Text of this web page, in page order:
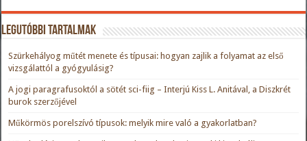
Legutóbbi tartalmak
Szürkehályog műtét menete és típusai: hogyan zajlik a folyamat az első
vizsgálattól a gyógyulásig?
A jogi paragrafusoktól a sötét sci-fiig – Interjú Kiss L. Anitával, a Diszkrét
burok szerzőjével
Műkörmös porelszívó típusok: melyik mire való a gyakorlatban?